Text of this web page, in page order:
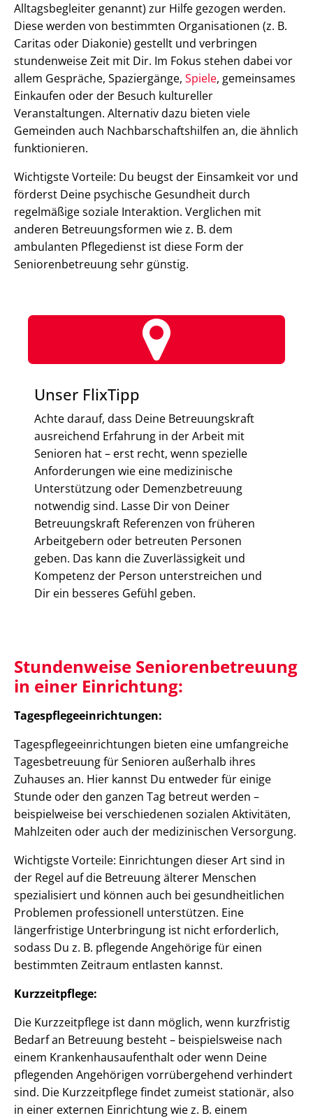
Alltagsbegleiter genannt) zur Hilfe gezogen werden.
Diese werden von bestimmten Organisationen (z. B.
Caritas oder Diakonie) gestellt und verbringen
stundenweise Zeit mit Dir. Im Fokus stehen dabei vor
allem Gespräche, Spaziergänge, Spiele, gemeinsames
Einkaufen oder der Besuch kultureller
Veranstaltungen. Alternativ dazu bieten viele
Gemeinden auch Nachbarschaftshilfen an, die ähnlich
funktionieren.
Wichtigste Vorteile: Du beugst der Einsamkeit vor und
förderst Deine psychische Gesundheit durch
regelmäßige soziale Interaktion. Verglichen mit
anderen Betreuungsformen wie z. B. dem
ambulanten Pflegedienst ist diese Form der
Seniorenbetreuung sehr günstig.
Unser FlixTipp
Achte darauf, dass Deine Betreuungskraft
ausreichend Erfahrung in der Arbeit mit
Senioren hat – erst recht, wenn spezielle
Anforderungen wie eine medizinische
Unterstützung oder Demenzbetreuung
notwendig sind. Lasse Dir von Deiner
Betreuungskraft Referenzen von früheren
Arbeitgebern oder betreuten Personen
geben. Das kann die Zuverlässigkeit und
Kompetenz der Person unterstreichen und
Dir ein besseres Gefühl geben.
Stundenweise Seniorenbetreuung
in einer Einrichtung:
Tagespflegeeinrichtungen:
Tagespflegeeinrichtungen bieten eine umfangreiche
Tagesbetreuung für Senioren außerhalb ihres
Zuhauses an. Hier kannst Du entweder für einige
Stunde oder den ganzen Tag betreut werden –
beispielweise bei verschiedenen sozialen Aktivitäten,
Mahlzeiten oder auch der medizinischen Versorgung.
Wichtigste Vorteile: Einrichtungen dieser Art sind in
der Regel auf die Betreuung älterer Menschen
spezialisiert und können auch bei gesundheitlichen
Problemen professionell unterstützen. Eine
längerfristige Unterbringung ist nicht erforderlich,
sodass Du z. B. pflegende Angehörige für einen
bestimmten Zeitraum entlasten kannst.
Kurzzeitpflege:
Die Kurzzeitpflege ist dann möglich, wenn kurzfristig
Bedarf an Betreuung besteht – beispielsweise nach
einem Krankenhausaufenthalt oder wenn Deine
pflegenden Angehörigen vorrübergehend verhindert
sind. Die Kurzzeitpflege findet zumeist stationär, also
in einer externen Einrichtung wie z. B. einem